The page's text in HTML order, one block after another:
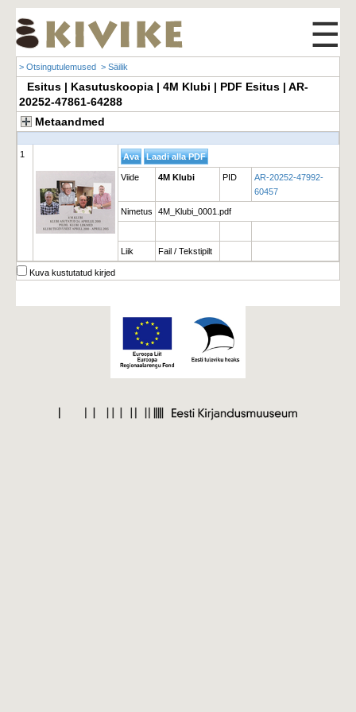
☰
> Otsingutulemused > Säilik
Esitus | Kasutuskoopia | 4M Klubi | PDF Esitus | AR-
20252-47861-64288
Metaandmed
1
Viide 4M Klubi PID
AR-20252-47992-
60457
Nimetus 4M_Klubi_0001.pdf
Liik Fail / Tekstipilt
Kuva kustutatud kirjed